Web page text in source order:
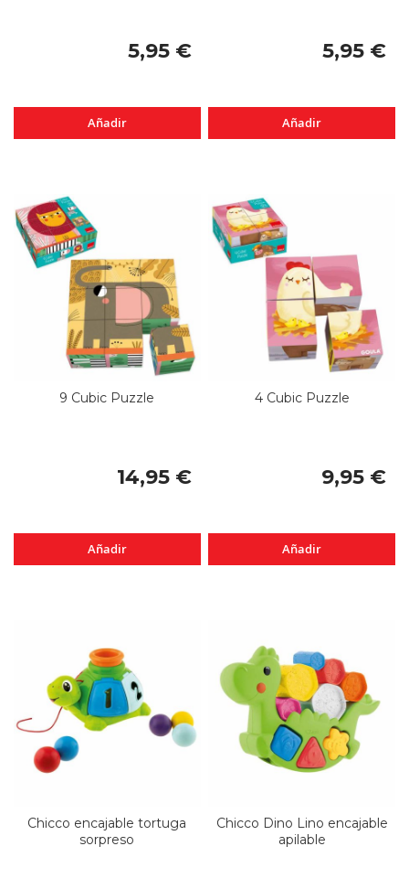
5,95 €
Añadir
5,95 €
Añadir
9 Cubic Puzzle
14,95 €
Añadir
4 Cubic Puzzle
9,95 €
Añadir
Chicco encajable tortuga
sorpreso
Chicco Dino Lino encajable
apilable